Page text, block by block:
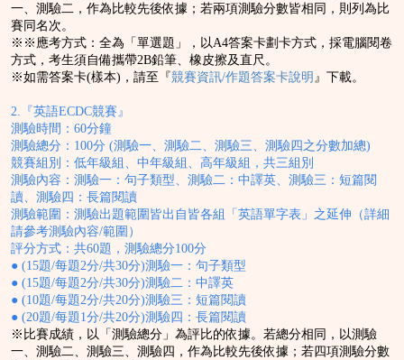
一、測驗二，作為比較先後依據；若兩項測驗分數皆相同，則列為比
賽同名次。
※※應考方式：全為「單選題」，以A4答案卡劃卡方式，採電腦閱卷
方式，考生須自備攜帶2B鉛筆、橡皮擦及直尺。
※如需答案卡(樣本)，請至『競賽資訊/作題答案卡說明 』下載。
2.『英語ECDC競賽』
測驗時間：60分鐘
測驗總分：100分 (測驗一、測驗二、測驗三、測驗四之分數加總)
競賽組別：低年級組、中年級組、高年級組，共三組別
測驗內容：測驗一：句子類型、測驗二：中譯英、測驗三：短篇閱
讀、測驗四：長篇閱讀
測驗範圍：測驗出題範圍皆出自皆各組「英語單字表」之延伸（詳細
請參考測驗內容/範圍 ）
評分方式：共60題，測驗總分100分
● (15題/每題2分/共30分)測驗一：句子類型
● (15題/每題2分/共30分)測驗二：中譯英
● (10題/每題2分/共20分)測驗三：短篇閱讀
● (20題/每題1分/共20分)測驗四：長篇閱讀
※比賽成績，以「測驗總分」為評比的依據。若總分相同，以測驗
一、測驗二、測驗三、測驗四，作為比較先後依據；若四項測驗分數